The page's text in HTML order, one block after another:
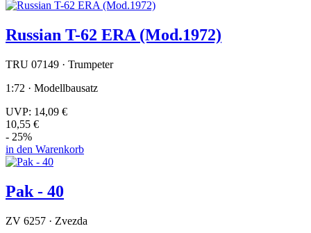
Russian T-62 ERA (Mod.1972)
TRU 07149 · Trumpeter
1:72 · Modellbausatz
UVP: 14,09 €
10,55 €
- 25%
in den Warenkorb
Pak - 40
ZV 6257 · Zvezda